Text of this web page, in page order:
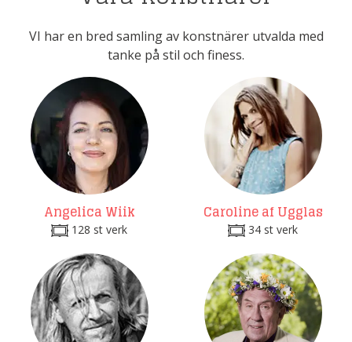
VI har en bred samling av konstnärer utvalda med
tanke på stil och finess.
Angelica Wiik
128 st verk
Caroline af Ugglas
34 st verk